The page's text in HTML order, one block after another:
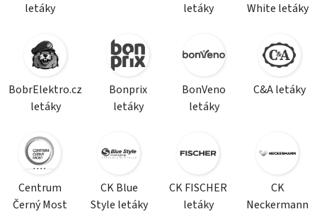
letáky
letáky
White letáky
BobrElektro.cz
letáky
Bonprix
letáky
BonVeno
letáky
C&A letáky
Centrum
Černý Most
CK Blue
Style letáky
CK FISCHER
letáky
CK
Neckermann